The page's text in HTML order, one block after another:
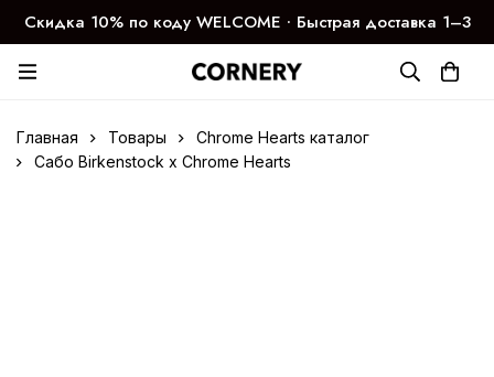
Скидка 10% по коду WELCOME ∙ Быстрая доставка 1–3
дня
Главная Товары
Chrome Hearts каталог
Сабо Birkenstock x Chrome Hearts